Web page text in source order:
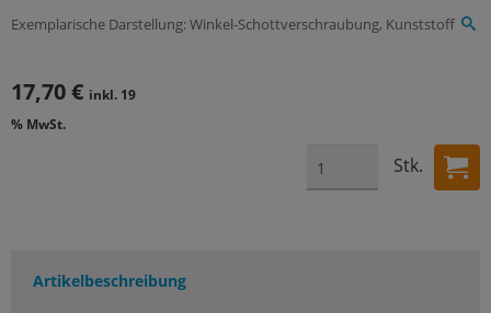
Exemplarische Darstellung: Winkel-Schottverschraubung, Kunststoff
17,70 € inkl. 19
% MwSt.
Stk.
Artikelbeschreibung